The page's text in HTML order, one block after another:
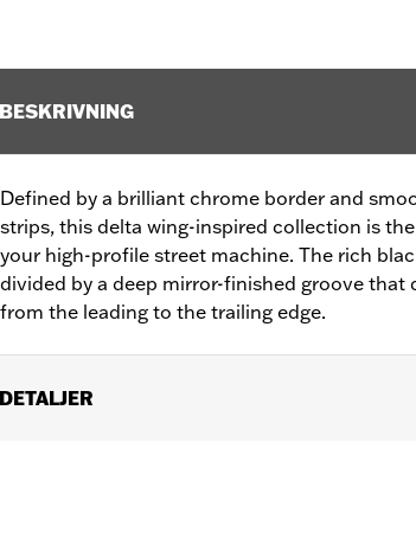
BESKRIVNING
Defined by a brilliant chrome border and
strips, this delta wing-inspired collection is
your high-profile street machine. The rich
divided by a deep mirror-finished groove that
from the leading to the trailing edge.
DETALJER